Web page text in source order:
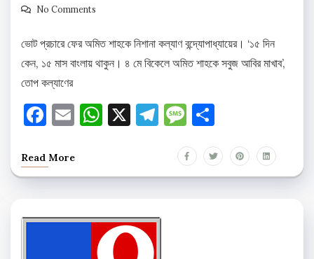
No Comments
ভোট প্রচারে ফের অমিত শাহকে নিশানা কল্যাণ বন্দ্যোপাধ্যায়ের। ‘১৫ দিন
কেন, ১৫ মাস বাংলায় থাকুন। ৪ মে বিকেলে অমিত শাহকে সবুজ আবির মাখাব’,
তোপ কল্যাণের
Facebook
EmailWhatsApp
X Telegram
Message
Read More